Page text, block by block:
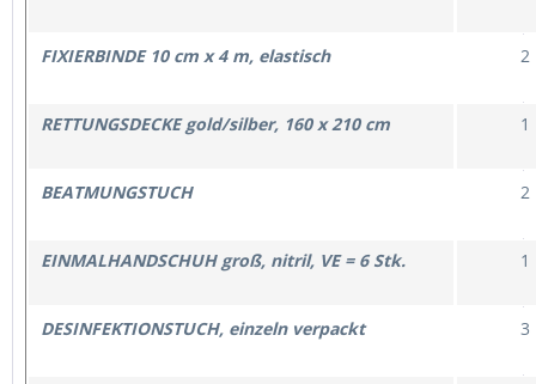
FIXIERBINDE 10 cm x 4 m, elastisch 2
RETTUNGSDECKE gold/silber, 160 x 210 cm 1
BEATMUNGSTUCH 2
EINMALHANDSCHUH groß, nitril, VE = 6 Stk. 1
DESINFEKTIONSTUCH, einzeln verpackt 3